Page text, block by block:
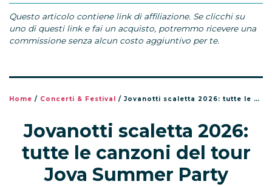
Questo articolo contiene link di affiliazione. Se clicchi su
uno di questi link e fai un acquisto, potremmo ricevere una
commissione senza alcun costo aggiuntivo per te.
Home / Concerti & Festival / Jovanotti scaletta 2026: tutte le canzoni del tour Jova Summer Party
Jovanotti scaletta 2026:
tutte le canzoni del tour
Jova Summer Party